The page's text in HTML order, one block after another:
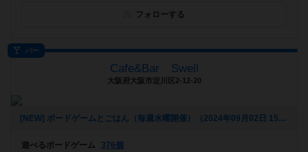
フォローする
バー
Cafe&Bar Swell
大阪府大阪市淀川区2-12-20
[NEW] ボードゲームとごはん（毎週水曜開催）（2024年09月02日 15時30分）
遊べるボードゲーム
376個